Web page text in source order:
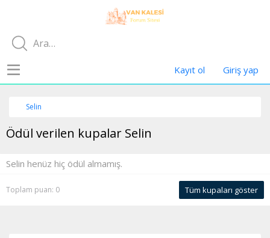
Kayıt ol Giriş yap
Selin
Ödül verilen kupalar Selin
Selin henüz hiç ödül almamış.
Toplam puan: 0 Tüm kupaları göster